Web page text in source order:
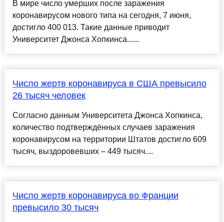
В мире число умерших после заражения
коронавирусом нового типа на сегодня, 7 июня,
достигло 400 013. Такие данные приводит
Университет Джонса Хопкинса......
Число жертв коронавируса в США превысило
26 тысяч человек
Согласно данным Университета Джонса Хопкинса,
количество подтверждённых случаев заражения
коронавирусом на территории Штатов достигло 609
тысяч, выздоровевших – 449 тысяч....
Число жертв коронавируса во Франции
превысило 30 тысяч